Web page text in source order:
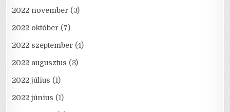
2022 november (3)
2022 október (7)
2022 szeptember (4)
2022 augusztus (3)
2022 július (1)
2022 június (1)